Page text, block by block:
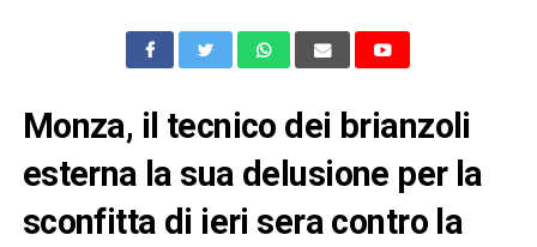
Monza, il tecnico dei brianzoli
esterna la sua delusione per la
sconfitta di ieri sera contro la